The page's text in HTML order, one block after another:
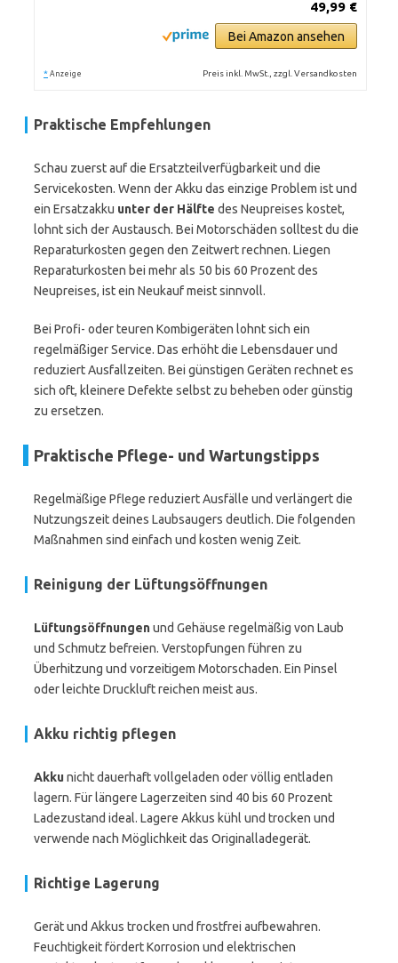
49,99 €
Bei Amazon ansehen
* Anzeige Preis inkl. MwSt., zzgl. Versandkosten
Praktische Empfehlungen
Schau zuerst auf die Ersatzteilverfügbarkeit und die
Servicekosten. Wenn der Akku das einzige Problem ist und
ein Ersatzakku unter der Hälfte des Neupreises kostet,
lohnt sich der Austausch. Bei Motorschäden solltest du die
Reparaturkosten gegen den Zeitwert rechnen. Liegen
Reparaturkosten bei mehr als 50 bis 60 Prozent des
Neupreises, ist ein Neukauf meist sinnvoll.
Bei Profi- oder teuren Kombigeräten lohnt sich ein
regelmäßiger Service. Das erhöht die Lebensdauer und
reduziert Ausfallzeiten. Bei günstigen Geräten rechnet es
sich oft, kleinere Defekte selbst zu beheben oder günstig
zu ersetzen.
Praktische Pflege- und Wartungstipps
Regelmäßige Pflege reduziert Ausfälle und verlängert die
Nutzungszeit deines Laubsaugers deutlich. Die folgenden
Maßnahmen sind einfach und kosten wenig Zeit.
Reinigung der Lüftungsöffnungen
Lüftungsöffnungenund Gehäuse regelmäßig von Laub
und Schmutz befreien. Verstopfungen führen zu
Überhitzung und vorzeitigem Motorschaden. Ein Pinsel
oder leichte Druckluft reichen meist aus.
Akku richtig pflegen
Akkunicht dauerhaft vollgeladen oder völlig entladen
lagern. Für längere Lagerzeiten sind 40 bis 60 Prozent
Ladezustand ideal. Lagere Akkus kühl und trocken und
verwende nach Möglichkeit das Originalladegerät.
Richtige Lagerung
Gerät und Akkus trocken und frostfrei aufbewahren.
Feuchtigkeit fördert Korrosion und elektrischen